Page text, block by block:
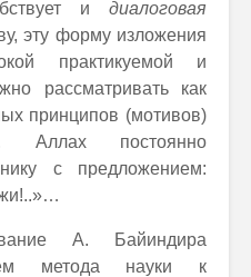
и диалоговая
эту форму изложения
практикуемой и
рассматривать как
принципов (мотивов)
Аллах постоянно
с предложением:
А. Байиндира
метода науки к